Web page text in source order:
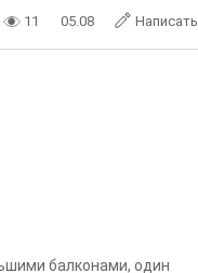
11 05.08 Написать
балконами, один